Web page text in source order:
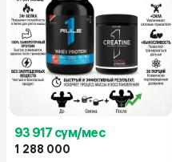
93 917 сум/мес
1 288 000